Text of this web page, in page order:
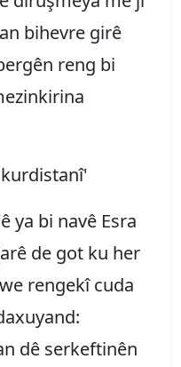
bihevre girê
reng bi
ya bi navê Esra
de got ku her
rengekî cuda
dê serkeftinên